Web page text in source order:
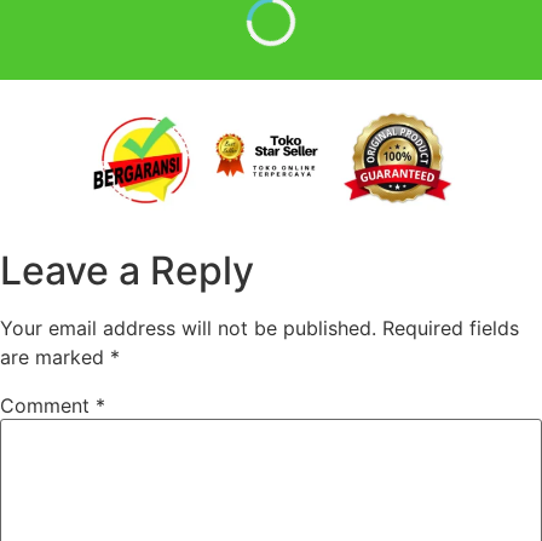
Leave a Reply
Your email address will not be published. Required fields
are marked *
Comment *